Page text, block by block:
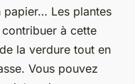
papier… Les plantes
à cette
la verdure tout en
Vous pouvez